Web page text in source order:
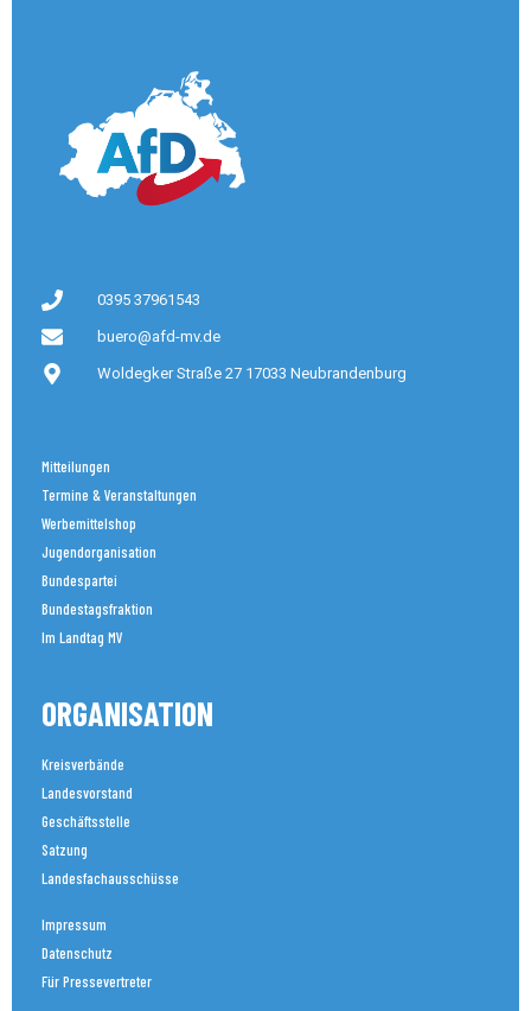
0395 37961543
buero@afd-mv.de
Woldegker Straße 27 17033 Neubrandenburg
Mitteilungen
Termine & Veranstaltungen
Werbemittelshop
Jugendorganisation
Bundespartei
Bundestagsfraktion
Im Landtag MV
ORGANISATION
Kreisverbände
Landesvorstand
Geschäftsstelle
Satzung
Landesfachausschüsse
Impressum
Datenschutz
Für Pressevertreter